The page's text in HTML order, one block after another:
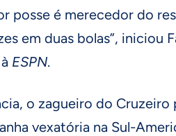
posse é merecedor do
em duas bolas”, iniciou
ESPN.
o zagueiro do
vexatória na Sul-